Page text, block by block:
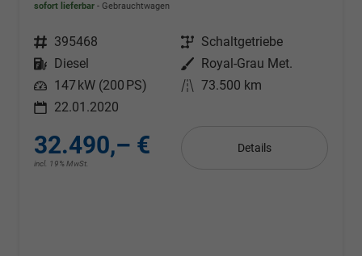
sofort lieferbar Gebrauchtwagen
Fahrzeugnr. 395468 Getriebe Schaltgetriebe
Kraftstoff
Diesel Außenfarbe
Royal-Grau Met.
Leistung 147 kW (200 PS) Kilometerstand 73.500 km
22.01.2020
32.490,– €
incl. 19% MwSt.
Details